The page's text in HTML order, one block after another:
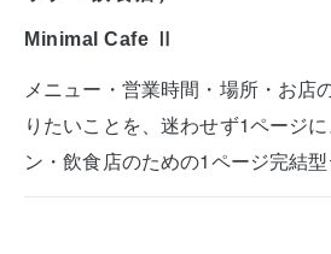
Minimal Cafe Ⅱ
メニュー・営業時間・場所・お店
りたいことを、迷わせず1ページ
ン・飲食店のための1ページ完結